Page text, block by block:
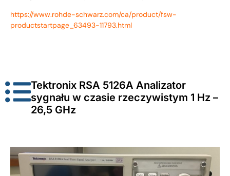
https://www.rohde-schwarz.com/ca/product/fsw-
productstartpage_63493-11793.html
Tektronix RSA 5126A Analizator
sygnału w czasie rzeczywistym 1 Hz –
26,5 GHz